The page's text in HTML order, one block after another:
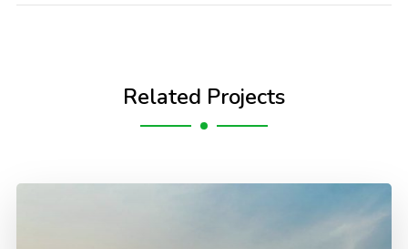
Related Projects